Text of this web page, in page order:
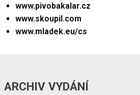
www.pivobakalar.cz
www.skoupil.com
www.mladek.eu/cs
ARCHIV VYDÁNÍ